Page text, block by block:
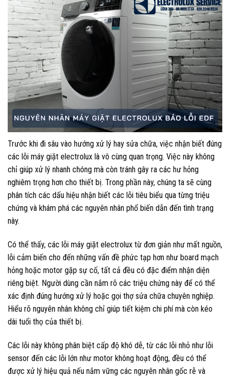
Trước khi đi sâu vào hướng xử lý hay sửa chữa, việc nhận biết đúng
các lỗi máy giặt electrolux là vô cùng quan trọng. Việc này không
chỉ giúp xử lý nhanh chóng mà còn tránh gây ra các hư hỏng
nghiêm trọng hơn cho thiết bị. Trong phần này, chúng ta sẽ cùng
phân tích các dấu hiệu nhận biết các lỗi tiêu biểu qua từng triệu
chứng và khám phá các nguyên nhân phổ biến dẫn đến tình trạng
này.
Có thể thấy, các lỗi máy giặt electrolux từ đơn giản như mất nguồn,
lỗi cảm biến cho đến những vấn đề phức tạp hơn như board mạch
hỏng hoặc motor gặp sự cố, tất cả đều có đặc điểm nhận diện
riêng biệt. Người dùng cần nắm rõ các triệu chứng này để có thể
xác định đúng hướng xử lý hoặc gọi thợ sửa chữa chuyên nghiệp.
Hiểu rõ nguyên nhân không chỉ giúp tiết kiệm chi phí mà còn kéo
dài tuổi thọ của thiết bị.
Các lỗi này không phân biệt cấp độ khó dễ, từ các lỗi nhỏ như lỗi
sensor đến các lỗi lớn như motor không hoạt động, đều có thể
được xử lý hiệu quả nếu nắm vững các nguyên nhân gốc rễ và